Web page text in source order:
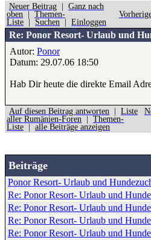
Neuer Beitrag
Ganz nach
oben
Themen-
Liste
Suchen Einloggen
Re: Ponor Resort- Urlaub und
Autor: Ponor
Datum: 29.07.06 18:50
Hab Dir heute die direkte Email
Auf diesen Beitrag antworten
Liste
aller Rumänien-Foren
Themen-
Liste
alle Beiträge anzeigen
Beiträge
Ponor Resort- Urlaub und
Re: Ponor Resort- Urlaub und
Re: Ponor Resort- Urlaub und
Re: Ponor Resort- Urlaub und
Re: Ponor Resort- Urlaub und